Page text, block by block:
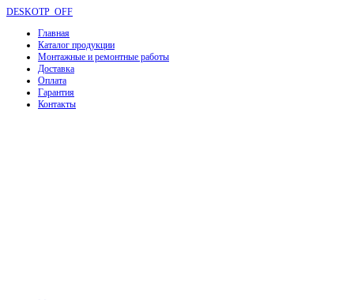
DESKOTP_OFF
Главная
Каталог продукции
Монтажные и ремонтные работы
Доставка
Оплата
Гарантия
Контакты